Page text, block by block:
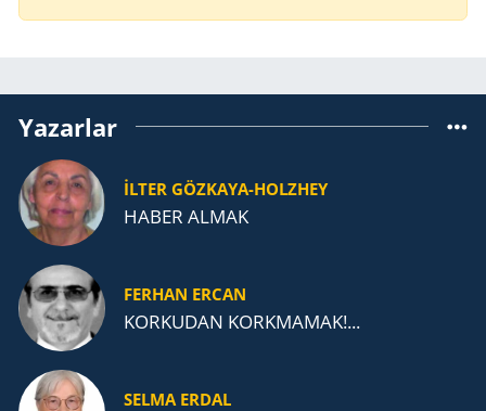
Yazarlar
İLTER GÖZKAYA-HOLZHEY
HABER ALMAK
FERHAN ERCAN
KORKUDAN KORKMAMAK!...
SELMA ERDAL